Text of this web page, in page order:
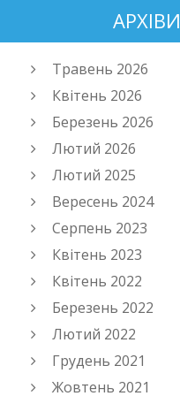
АРХІВИ
Травень 2026
Квітень 2026
Березень 2026
Лютий 2026
Лютий 2025
Вересень 2024
Серпень 2023
Квітень 2023
Квітень 2022
Березень 2022
Лютий 2022
Грудень 2021
Жовтень 2021